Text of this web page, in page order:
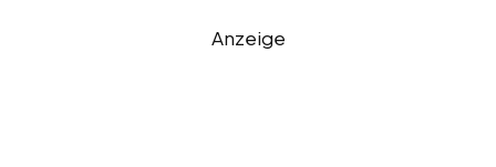
Anzeige